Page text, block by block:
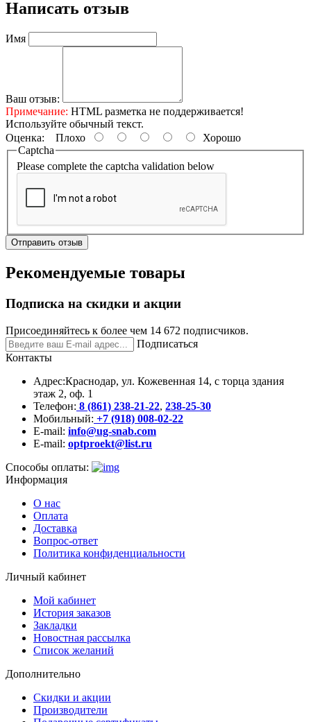
Написать отзыв
Имя
Ваш отзыв:
Примечание: HTML разметка не поддерживается!
Используйте обычный текст.
Оценка: Плохо
Хорошо
Captcha
Please complete the captcha validation below
Отправить отзыв
Рекомендуемые товары
Подписка на скидки и акции
Присоединяйтесь к более чем 14 672 подписчиков.
Подписаться
Контакты
Адрес:Краснодар, ул. Кожевенная 14, с торца здания
этаж 2, оф. 1
Телефон: 8 (861) 238-21-22, 238-25-30
Мобильный: +7 (918) 008-02-22
E-mail: info@ug-snab.com
E-mail: optproekt@list.ru
Способы оплаты:
Информация
О нас
Оплата
Доставка
Вопрос-ответ
Политика конфиденциальности
Личный кабинет
Мой кабинет
История заказов
Закладки
Новостная рассылка
Список желаний
Дополнительно
Скидки и акции
Производители